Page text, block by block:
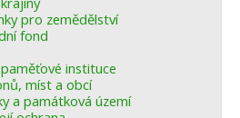
pro zemědělství
fond
instituce
míst a obcí
a památková území